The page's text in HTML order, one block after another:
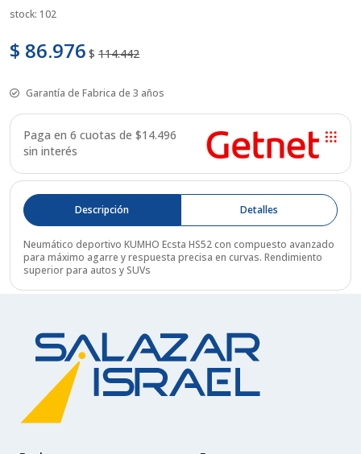
stock: 102
$ 86.976 $ 114.442
Garantía de Fabrica de 3 años
Paga en 6 cuotas de $14.496
sin interés
Descripción Detalles
Neumático deportivo KUMHO Ecsta HS52 con compuesto avanzado
para máximo agarre y respuesta precisa en curvas. Rendimiento
superior para autos y SUVs